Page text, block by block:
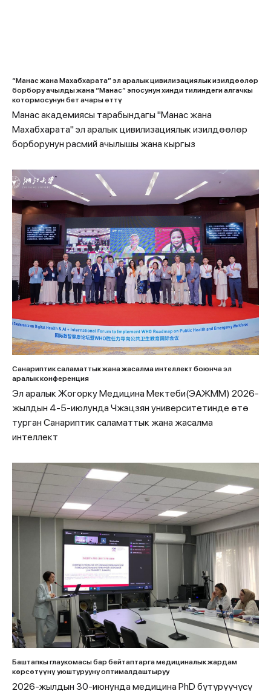
“Манас жана Махабхарата” эл аралык цивилизациялык изилдөөлөр
борбору ачылды жана “Манас” эпосунун хинди тилиндеги алгачкы
котормосунун бет ачары өттү
Манас академиясы тарабындагы "Манас жана
Махабхарата" эл аралык цивилизациялык изилдөөлөр
борборунун расмий ачылышы жана кыргыз
Санариптик саламаттык жана жасалма интеллект боюнча эл
аралык конференция
Эл аралык Жогорку Медицина Мектеби(ЭАЖММ) 2026-
жылдын 4-5-июлунда Чжэцзян университетинде өтө
турган Санариптик саламаттык жана жасалма
интеллект
Баштапкы глаукомасы бар бейтаптарга медициналык жардам
көрсөтүүнү уюштурууну оптималдаштыруу
2026-жылдын 30-июнунда медицина PhD бүтүрүүчүсү